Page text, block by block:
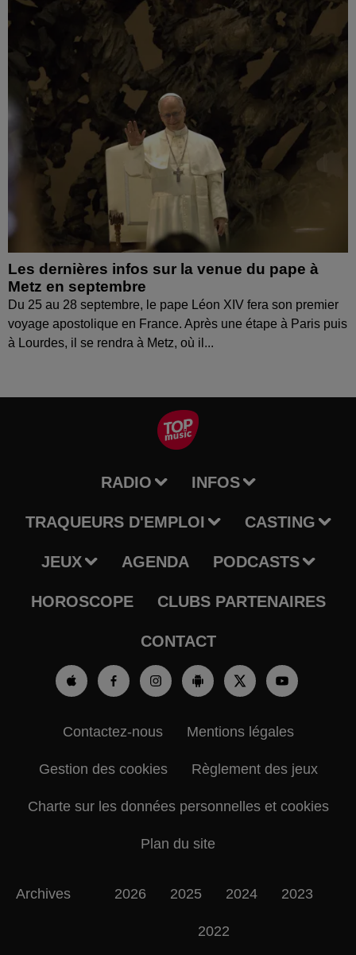
Les dernières infos sur la venue du pape à
Metz en septembre
Du 25 au 28 septembre, le pape Léon XIV fera son premier
voyage apostolique en France. Après une étape à Paris puis
à Lourdes, il se rendra à Metz, où il...
RADIO INFOS
TRAQUEURS D'EMPLOI CASTING
JEUX AGENDA PODCASTS
HOROSCOPE CLUBS PARTENAIRES
CONTACT
Contactez-nous Mentions légales
Gestion des cookies Règlement des jeux
Charte sur les données personnelles et cookies
Plan du site
Archives 2026 2025 2024 2023
2022